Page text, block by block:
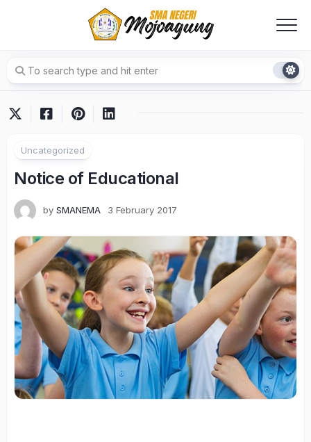
Uncategorized
Notice of Educational
by SMANEMA 3 February 2017